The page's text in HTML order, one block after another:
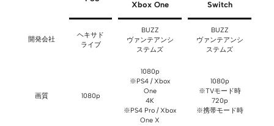
Xbox One
Switch
開発会社
ヘキサド
ライブ
BUZZ
ヴァンテアンシ
ステムズ
BUZZ
ヴァンテアンシ
ステムズ
画質 1080p
1080p
※PS4 / Xbox
One
4K
※PS4 Pro / Xbox
One X
1080p
※TVモード時
720p
※携帯モード時